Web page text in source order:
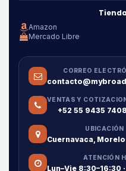
Amazon
Mercado Libre
CORREO
VENTAS Y
+52 55 9435 7408
UBICACIÓN
Cuernavaca,
ATENCIÓN
Lun–Vie 8:30–16:30